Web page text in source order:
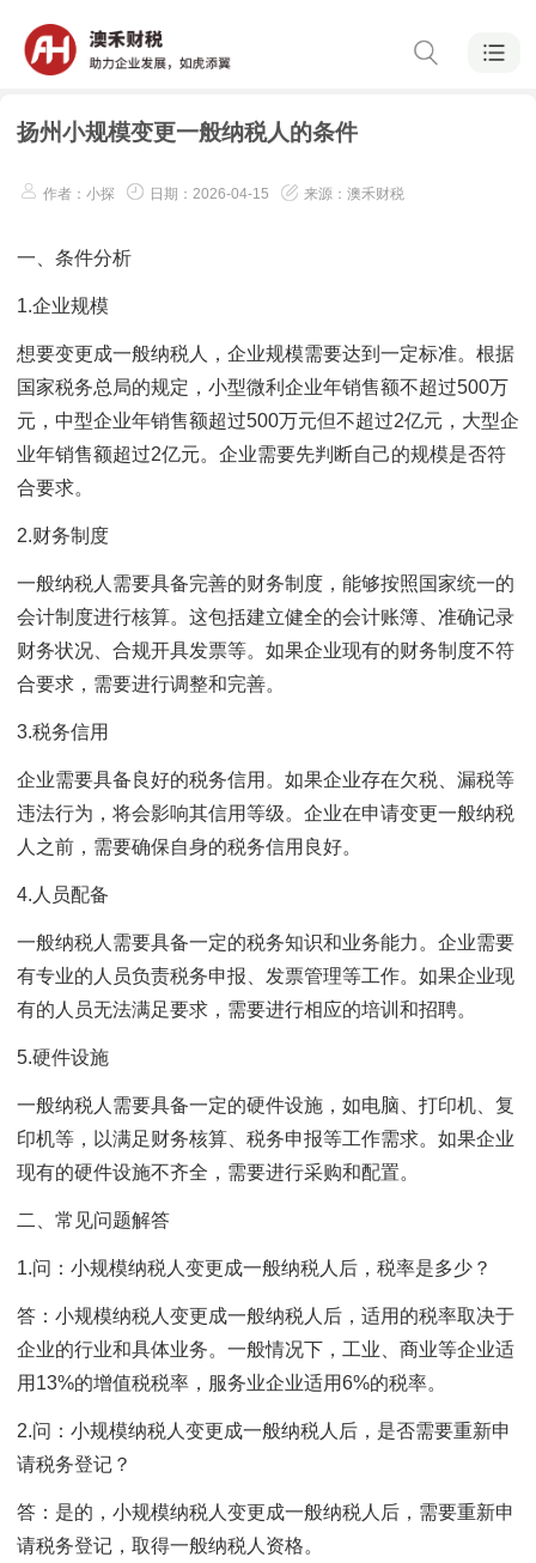
扬州小规模变更一般纳税人的条件
作者：小探 日期：2026-04-15 来源：澳禾财税
一、条件分析
1.企业规模
想要变更成一般纳税人，企业规模需要达到一定标准。根据
国家税务总局的规定，小型微利企业年销售额不超过500万
元，中型企业年销售额超过500万元但不超过2亿元，大型企
业年销售额超过2亿元。企业需要先判断自己的规模是否符
合要求。
2.财务制度
一般纳税人需要具备完善的财务制度，能够按照国家统一的
会计制度进行核算。这包括建立健全的会计账簿、准确记录
财务状况、合规开具发票等。如果企业现有的财务制度不符
合要求，需要进行调整和完善。
3.税务信用
企业需要具备良好的税务信用。如果企业存在欠税、漏税等
违法行为，将会影响其信用等级。企业在申请变更一般纳税
人之前，需要确保自身的税务信用良好。
4.人员配备
一般纳税人需要具备一定的税务知识和业务能力。企业需要
有专业的人员负责税务申报、发票管理等工作。如果企业现
有的人员无法满足要求，需要进行相应的培训和招聘。
5.硬件设施
一般纳税人需要具备一定的硬件设施，如电脑、打印机、复
印机等，以满足财务核算、税务申报等工作需求。如果企业
现有的硬件设施不齐全，需要进行采购和配置。
二、常见问题解答
1.问：小规模纳税人变更成一般纳税人后，税率是多少？
答：小规模纳税人变更成一般纳税人后，适用的税率取决于
企业的行业和具体业务。一般情况下，工业、商业等企业适
用13%的增值税税率，服务业企业适用6%的税率。
2.问：小规模纳税人变更成一般纳税人后，是否需要重新申
请税务登记？
答：是的，小规模纳税人变更成一般纳税人后，需要重新申
请税务登记，取得一般纳税人资格。